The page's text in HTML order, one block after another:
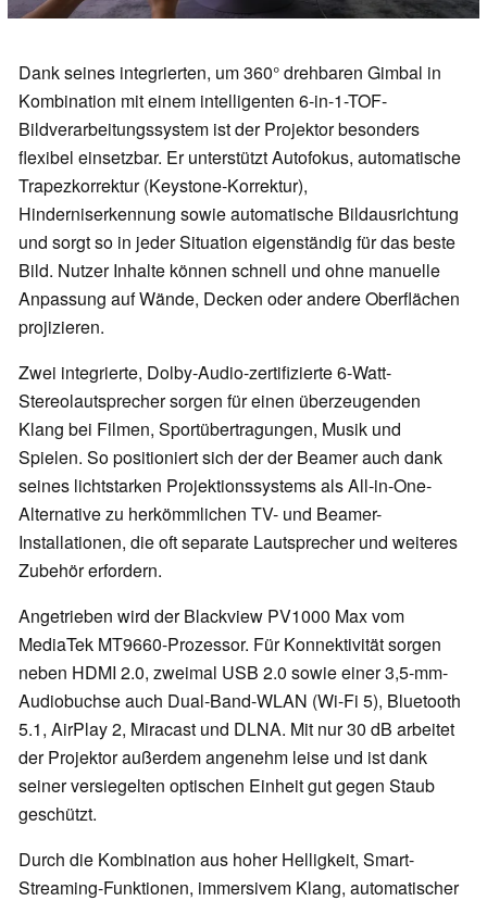
Dank seines integrierten, um 360° drehbaren Gimbal in
Kombination mit einem intelligenten 6-in-1-TOF-
Bildverarbeitungssystem ist der Projektor besonders
flexibel einsetzbar. Er unterstützt Autofokus, automatische
Trapezkorrektur (Keystone-Korrektur),
Hinderniserkennung sowie automatische Bildausrichtung
und sorgt so in jeder Situation eigenständig für das beste
Bild. Nutzer Inhalte können schnell und ohne manuelle
Anpassung auf Wände, Decken oder andere Oberflächen
projizieren.
Zwei integrierte, Dolby-Audio-zertifizierte 6-Watt-
Stereolautsprecher sorgen für einen überzeugenden
Klang bei Filmen, Sportübertragungen, Musik und
Spielen. So positioniert sich der der Beamer auch dank
seines lichtstarken Projektionssystems als All-in-One-
Alternative zu herkömmlichen TV- und Beamer-
Installationen, die oft separate Lautsprecher und weiteres
Zubehör erfordern.
Angetrieben wird der Blackview PV1000 Max vom
MediaTek MT9660-Prozessor. Für Konnektivität sorgen
neben HDMI 2.0, zweimal USB 2.0 sowie einer 3,5-mm-
Audiobuchse auch Dual-Band-WLAN (Wi-Fi 5), Bluetooth
5.1, AirPlay 2, Miracast und DLNA. Mit nur 30 dB arbeitet
der Projektor außerdem angenehm leise und ist dank
seiner versiegelten optischen Einheit gut gegen Staub
geschützt.
Durch die Kombination aus hoher Helligkeit, Smart-
Streaming-Funktionen, immersivem Klang, automatischer